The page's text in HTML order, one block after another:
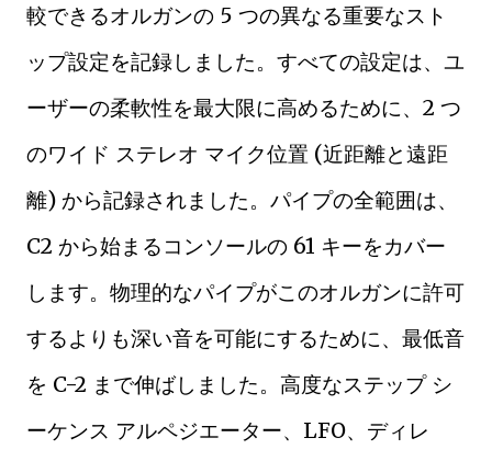
較できるオルガンの 5 つの異なる重要なスト
ップ設定を記録しました。すべての設定は、ユ
ーザーの柔軟性を最大限に高めるために、2 つ
のワイド ステレオ マイク位置 (近距離と遠距
離) から記録されました。パイプの全範囲は、
C2 から始まるコンソールの 61 キーをカバー
します。物理的なパイプがこのオルガンに許可
するよりも深い音を可能にするために、最低音
を C-2 まで伸ばしました。高度なステップ シ
ーケンス アルペジエーター、LFO、ディレ